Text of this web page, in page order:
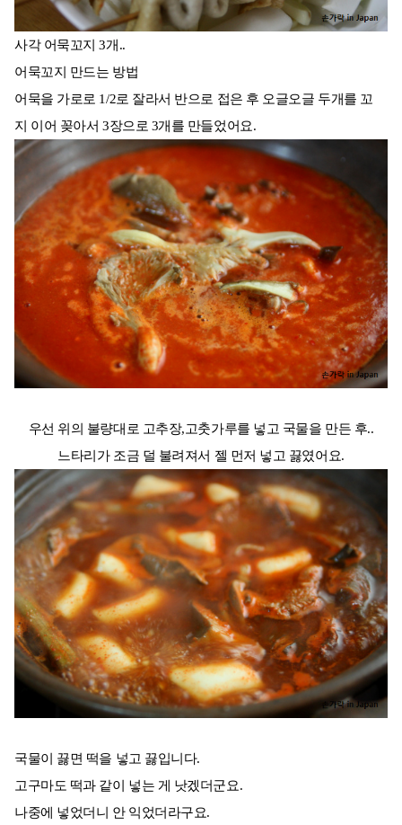
사각 어묵꼬지 3개..
어묵꼬지 만드는 방법
어묵을 가로로 1/2로 잘라서 반으로 접은 후 오글오글 두개를 꼬
지 이어 꽂아서 3장으로 3개를 만들었어요.
우선 위의 불량대로 고추장,고춧가루를 넣고 국물을 만든 후..
느타리가 조금 덜 불려져서 젤 먼저 넣고 끓였어요.
국물이 끓면 떡을 넣고 끓입니다.
고구마도 떡과 같이 넣는 게 낫겠더군요.
나중에 넣었더니 안 익었더라구요.